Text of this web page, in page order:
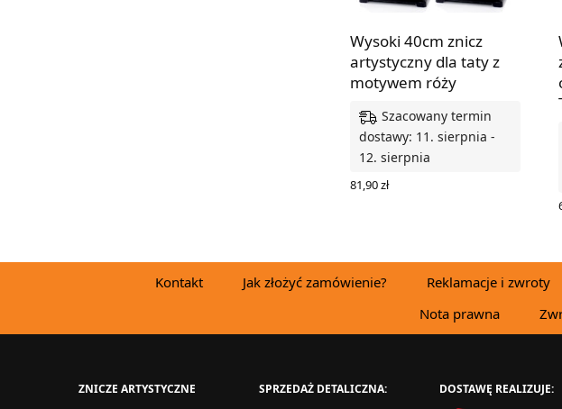
Wysoki 40cm znicz
artystyczny dla taty z
motywem róży
Szacowany termin
dostawy: 11. sierpnia -
12. sierpnia
81,90zł
Kontakt Jak złożyć zamówienie? Reklamacje i zwroty
Nota prawna
ZNICZE ARTYSTYCZNE SPRZEDAŻ DETALICZNA: DOSTAWĘ REALIZUJE: